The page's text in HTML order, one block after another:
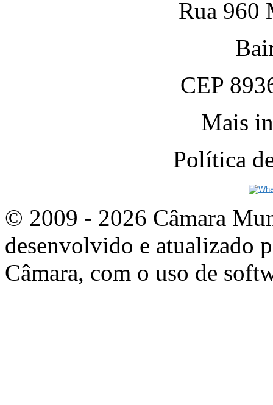
Rua 960
CEP
Mais
Política
© 2009 - 2026 Câmara
desenvolvido e atualizado
Câmara, com o uso de